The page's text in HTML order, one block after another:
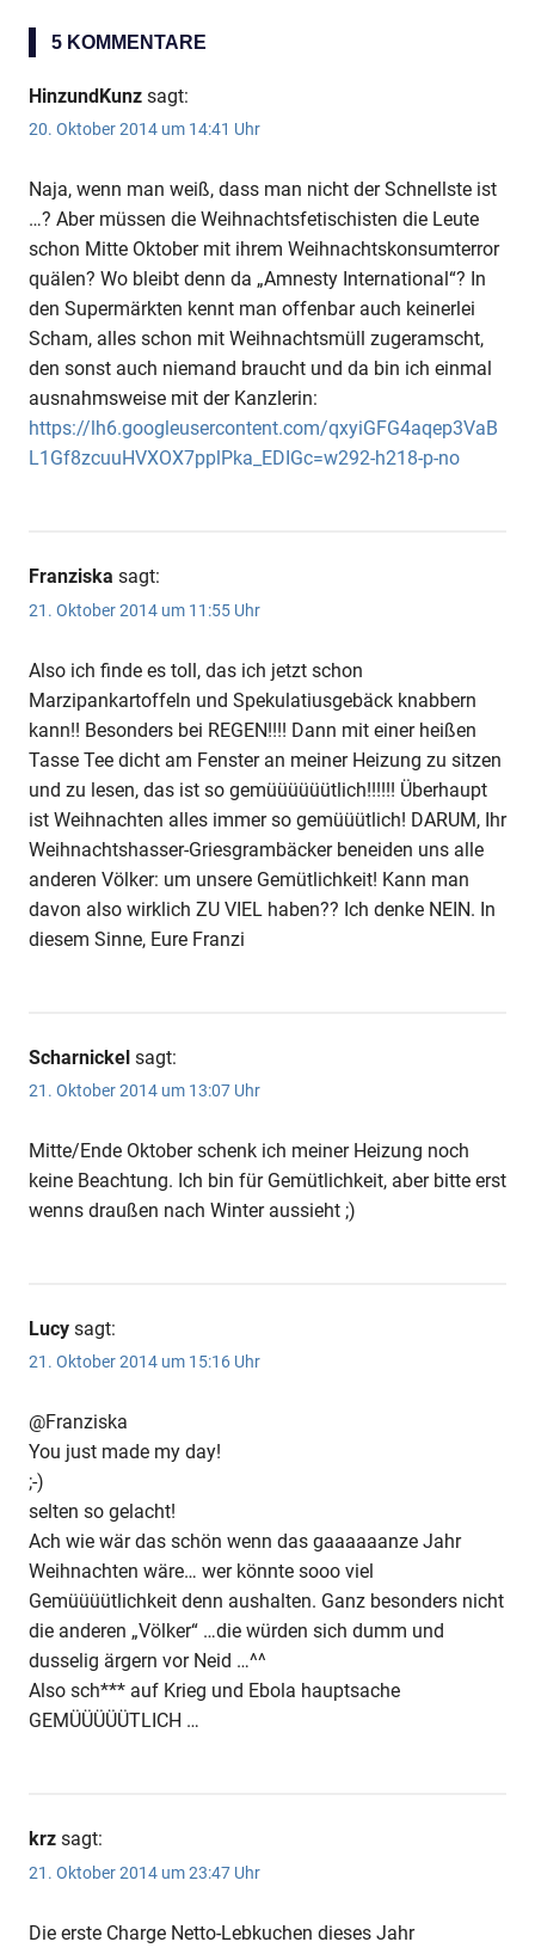
5 KOMMENTARE
HinzundKunz sagt:
20. Oktober 2014 um 14:41 Uhr
Naja, wenn man weiß, dass man nicht der Schnellste ist
…? Aber müssen die Weihnachtsfetischisten die Leute
schon Mitte Oktober mit ihrem Weihnachtskonsumterror
quälen? Wo bleibt denn da „Amnesty International“? In
den Supermärkten kennt man offenbar auch keinerlei
Scham, alles schon mit Weihnachtsmüll zugeramscht,
den sonst auch niemand braucht und da bin ich einmal
ausnahmsweise mit der Kanzlerin:
https://lh6.googleusercontent.com/qxyiGFG4aqep3VaB
L1Gf8zcuuHVXOX7pplPka_EDIGc=w292-h218-p-no
Franziska sagt:
21. Oktober 2014 um 11:55 Uhr
Also ich finde es toll, das ich jetzt schon
Marzipankartoffeln und Spekulatiusgebäck knabbern
kann!! Besonders bei REGEN!!!! Dann mit einer heißen
Tasse Tee dicht am Fenster an meiner Heizung zu sitzen
und zu lesen, das ist so gemüüüüüütlich!!!!!! Überhaupt
ist Weihnachten alles immer so gemüüütlich! DARUM, Ihr
Weihnachtshasser-Griesgrambäcker beneiden uns alle
anderen Völker: um unsere Gemütlichkeit! Kann man
davon also wirklich ZU VIEL haben?? Ich denke NEIN. In
diesem Sinne, Eure Franzi
Scharnickel sagt:
21. Oktober 2014 um 13:07 Uhr
Mitte/Ende Oktober schenk ich meiner Heizung noch
keine Beachtung. Ich bin für Gemütlichkeit, aber bitte erst
wenns draußen nach Winter aussieht ;)
Lucy sagt:
21. Oktober 2014 um 15:16 Uhr
@Franziska
You just made my day!
;-)
selten so gelacht!
Ach wie wär das schön wenn das gaaaaaanze Jahr
Weihnachten wäre… wer könnte sooo viel
Gemüüüütlichkeit denn aushalten. Ganz besonders nicht
die anderen „Völker“ …die würden sich dumm und
dusselig ärgern vor Neid …^^
Also sch*** auf Krieg und Ebola hauptsache
GEMÜÜÜÜÜTLICH …
krz sagt:
21. Oktober 2014 um 23:47 Uhr
Die erste Charge Netto-Lebkuchen dieses Jahr